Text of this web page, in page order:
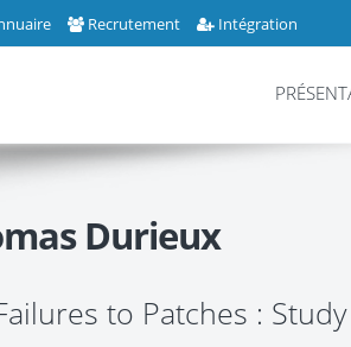
Recrutement Intégration
Durieux
to Patches :